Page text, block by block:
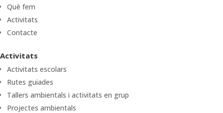
Què fem
Activitats
Contacte
Activitats
Activitats escolars
Rutes guiades
Tallers ambientals i activitats en grup
Projectes ambientals